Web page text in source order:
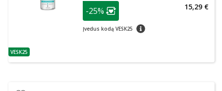
patarimas
VESK25
patarimas
Lojalumo klubo narių nuolaida
-25%
Įvedus kodą VESK25 patarimas
15,29 €